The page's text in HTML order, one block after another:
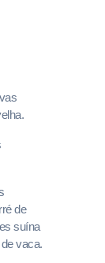
de
suína
vaca.